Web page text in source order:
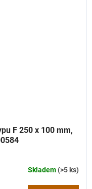
F 250 x 100 mm,
Skladem(>5 ks)